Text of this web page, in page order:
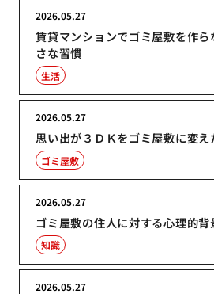
賃貸マンションでゴミ屋敷を作
さな習慣
2026.05.27
生活
思い出が３ＤＫをゴミ屋敷に変え
2026.05.27
ゴミ屋敷
ゴミ屋敷の住人に対する心理的
2026.05.27
知識
2026.05.27